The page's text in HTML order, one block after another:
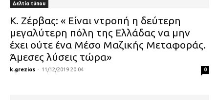
Δελτία τύπου
Κ. Ζέρβας: « Είναι ντροπή η δεύτερη
μεγαλύτερη πόλη της Ελλάδας να μην
έχει ούτε ένα Μέσο Μαζικής Μεταφοράς.
Άμεσες λύσεις τώρα»
k.grezios - 11/12/2019 20:04 0